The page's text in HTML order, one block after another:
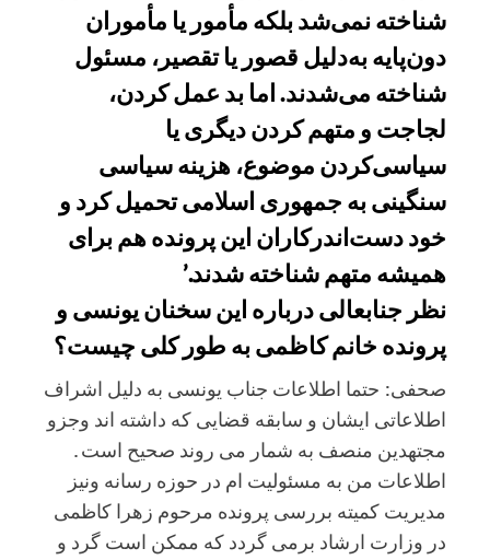
شناخته نمی‌شد بلکه مأمور یا مأموران
دون‌پایه به‌دلیل قصور یا تقصیر، مسئول
شناخته می‌شدند. اما بد عمل کردن،
لجاجت و متهم کردن دیگری یا
سیاسی‌کردن موضوع، هزینه سیاسی
سنگینی به جمهوری اسلامی تحمیل کرد و
خود دست‌اندرکاران این پرونده هم برای
همیشه متهم شناخته شدند.’
نظر جنابعالی درباره این سخنان یونسی و
پرونده خانم کاظمی به طور کلی چیست؟
صحفی: حتما اطلاعات جناب یونسی به دلیل اشراف
اطلاعاتی ایشان و سابقه قضایی که داشته اند و‌جزو
مجتهدین منصف به شمار می روند صحیح است .
اطلاعات من به مسئولیت ام در حوزه رسانه و‌نیز
مدیریت کمیته بررسی پرونده مرحوم زهرا کاظمی
در وزارت ارشاد برمی گردد که ممکن است گرد و